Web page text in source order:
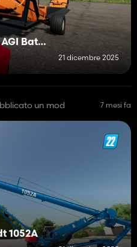
Trasportatore carrabile AGI Batco 2400 Pitstop
21 dicembre 2025
un mod 7 mesi fa
1052A